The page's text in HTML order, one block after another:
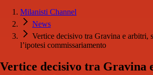
Milanisti Channel
News
Vertice decisivo tra Gravina e arbitri,
l’ipotesi commissariamento
Vertice decisivo tra Gravina